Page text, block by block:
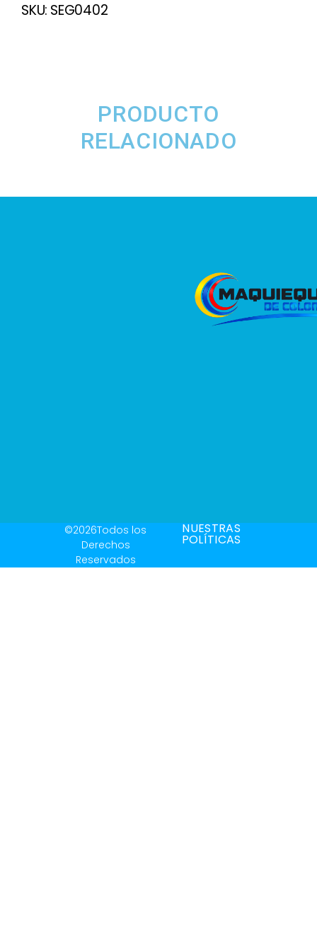
SKU: SEG0402
PRODUCTO
RELACIONADO
©2026Todos los
Derechos
Reservados
NUESTRAS
POLÍTICAS